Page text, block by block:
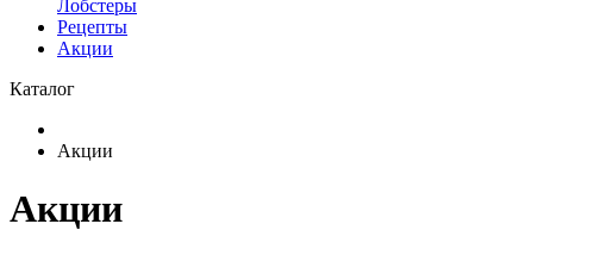
Лобстеры
Рецепты
Акции
Каталог
Акции
Акции